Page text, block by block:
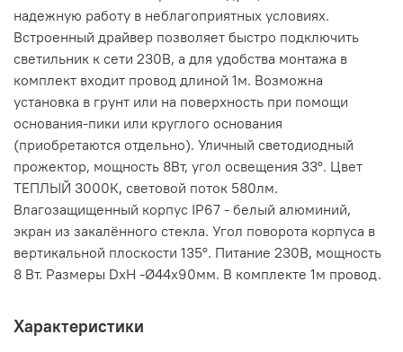
надежную работу в неблагоприятных условиях.
Встроенный драйвер позволяет быстро подключить
светильник к сети 230В, а для удобства монтажа в
комплект входит провод длиной 1м. Возможна
установка в грунт или на поверхность при помощи
основания-пики или круглого основания
(приобретаются отдельно). Уличный светодиодный
прожектор, мощность 8Вт, угол освещения 33°. Цвет
ТЕПЛЫЙ 3000К, световой поток 580лм.
Влагозащищенный корпус IP67 - белый алюминий,
экран из закалённого стекла. Угол поворота корпуса в
вертикальной плоскости 135°. Питание 230В, мощность
8 Вт. Размеры DxH -Ø44х90мм. В комплекте 1м провод.
Характеристики